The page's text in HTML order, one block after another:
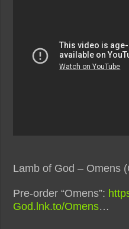
Lamb of God – Omens
Pre-order “Omens”:
God.lnk.to/Omens…